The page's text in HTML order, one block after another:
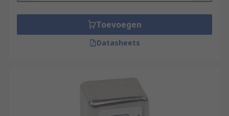
Toevoegen
Datasheets